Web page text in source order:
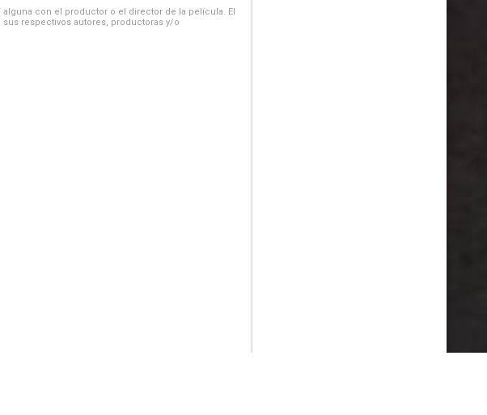
con el productor o el director de la película. El
respectivos autores, productoras y/o